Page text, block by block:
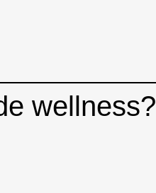
wellness?